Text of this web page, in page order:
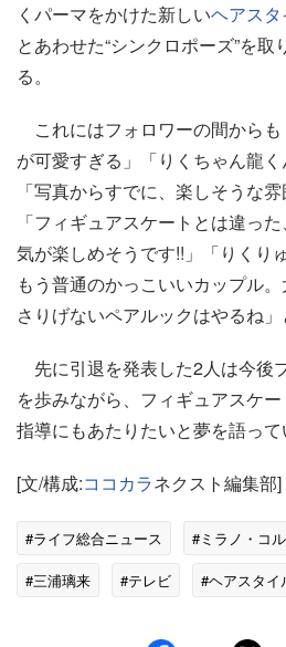
くパーマをかけた新しいヘアス
とあわせた“シンクロポーズ”を
る。
これにはフォロワーの間から
が可愛すぎる」「りくちゃん龍く
「写真からすでに、楽しそうな
「フィギュアスケートとは違っ
気が楽しめそうです!!」「りくり
もう普通のかっこいいカップル。
さりげないペアルックはやるね」
先に引退を発表した2人は今後
を歩みながら、フィギュアスケー
指導にもあたりたいと夢を語って
[文/構成:ココカラネクスト編集部]
#ライフ総合ニュース #ミラノ・コ
#三浦璃来
#テレビ #ヘアスタイ